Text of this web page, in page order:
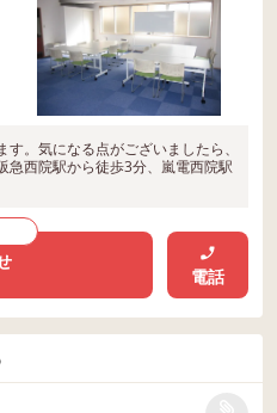
。気になる点がございましたら、
急西院駅から徒歩3分、嵐電西院駅
電話